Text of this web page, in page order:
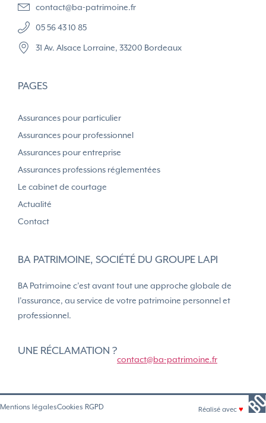
contact@ba-patrimoine.fr
05 56 43 10 85
31 Av. Alsace Lorraine, 33200 Bordeaux
PAGES
Assurances pour particulier
Assurances pour professionnel
Assurances pour entreprise
Assurances professions réglementées
Le cabinet de courtage
Actualité
Contact
BA PATRIMOINE, SOCIÉTÉ DU GROUPE LAPI
BA Patrimoine c’est avant tout une approche globale de
l’assurance, au service de votre patrimoine personnel et
professionnel.
UNE RÉCLAMATION ?
contact@ba-patrimoine.fr
Mentions légalesCookies RGPD Réalisé avec ♥